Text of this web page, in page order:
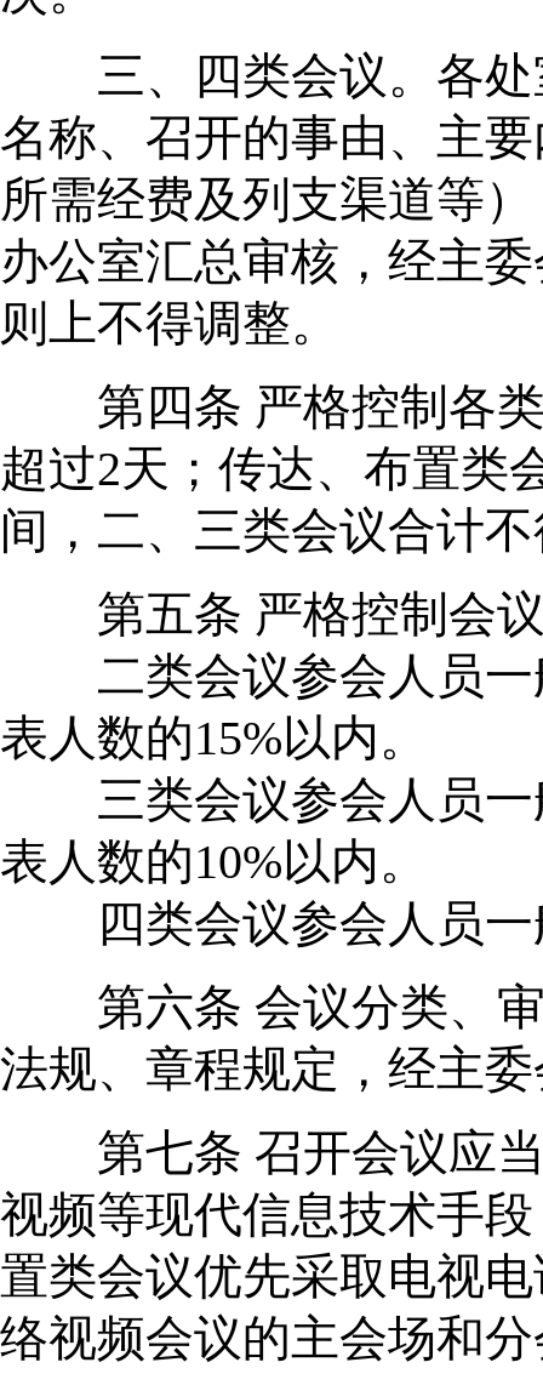
三、四类会议。各处
名称、召开的事由、主
所需经费及列支渠道等
办公室汇总审核，经主
则上不得调整。
第四条 严格控制各类
超过2天；传达、布置类
间，二、三类会议合计
第五条 严格控制会议
二类会议参会人员一
表人数的15%以内。
三类会议参会人员一
表人数的10%以内。
四类会议参会人员一
第六条 会议分类、审
法规、章程规定，经主
第七条 召开会议应当
视频等现代信息技术手
置类会议优先采取电视
络视频会议的主会场和